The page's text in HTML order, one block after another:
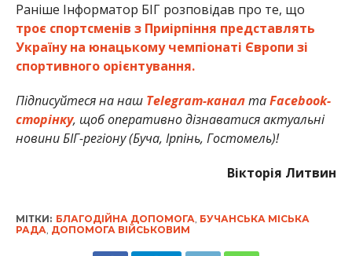
Раніше Інформатор БІГ розповідав про те, що
троє спортсменів з Приірпіння представлять
Україну на юнацькому чемпіонаті Європи зі
спортивного орієнтування.
Підписуйтеся на наш Telegram-каналтаFacebook-
сторінку, щоб оперативно дізнаватися актуальні
новини БІГ-регіону (Буча, Ірпінь, Гостомель)!
Вікторія Литвин
МІТКИ: БЛАГОДІЙНА ДОПОМОГА, БУЧАНСЬКА МІСЬКА
РАДА, ДОПОМОГА ВІЙСЬКОВИМ